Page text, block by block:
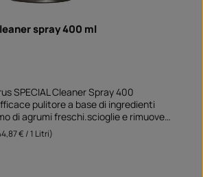
spray 400 ml
SPECIAL Cleaner Spray 400
pulitore a base di ingredienti
di agrumi freschi.scioglie e rimuove
resina, catrame e inchiostro adatto per
e non sbiancanti Perfetto pulitore
sul bordo del cerchio rimuove i
€ / 1 Litri)